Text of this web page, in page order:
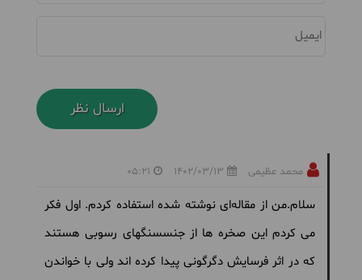
ایمیل
محمد عظیمی 1402/03/13
05:21
سلام.من از مقاله‌ای نوشته شده استفاده کردم. اول فکر
می کردم این صخره ها از جنسسنگهای رسوبی هستند
که در اثر فرسایش دگرگونی پیدا کرده اند ولی با خواندن